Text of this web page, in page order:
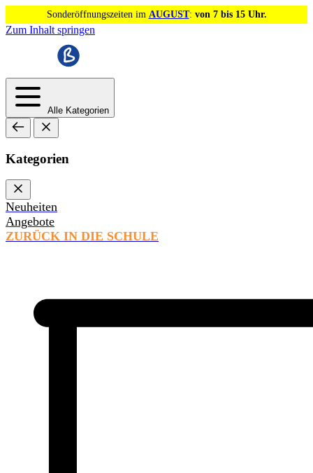
Sonderöffnungszeiten im AUGUST: von 7 bis 15 Uhr.
Zum Inhalt springen
Alle Kategorien
Kategorien
Neuheiten
Angebote
ZURÜCK IN DIE SCHULE